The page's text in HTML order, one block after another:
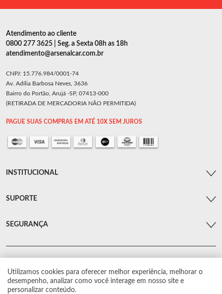
Utilizamos cookies para oferecer melhor experiência, melhorar o
desempenho, analizar como você interage em nosso site e
personalizar conteúdo.
Atendimento ao cliente
0800 277 3625 | Seg. a Sexta 08h as 18h
atendimento@arsenalcar.com.br
CNPJ: 15.776.984/0001-74
Av. Adília Barbosa Neves, 3636
Bairro do Portão, Arujá -SP, 07413-000
(RETIRADA DE MERCADORIA NÃO PERMITIDA)
PAGUE SUAS COMPRAS EM ATÉ 10X SEM JUROS
INSTITUCIONAL
SUPORTE
SEGURANÇA
© Arsenal Car. Todos os direitos reservados.
Proibida reprodução total ou parcial. Preços e estoque sujeito a alterações sem